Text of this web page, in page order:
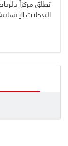
تطلق مركزاً
التدخلات